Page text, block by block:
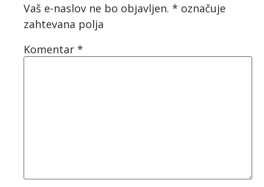
Vaš e-naslov ne bo objavljen. * označuje
zahtevana polja
Komentar *